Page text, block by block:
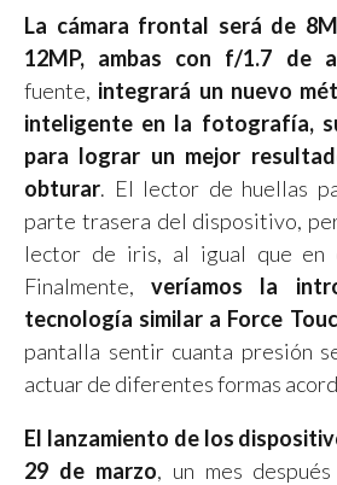
La cámara frontal será de
12MP, ambas con f/1.7 de
fuente, integrará un nuevo
inteligente en la fotografía,
para lograr un mejor
obturar. El lector de huellas
parte trasera del dispositivo,
lector de iris, al igual que en
Finalmente,veríamos la
tecnología similar a Force
pantalla sentir cuanta presión
actuar de diferentes formas
El lanzamiento de los
29 de marzo, un mes